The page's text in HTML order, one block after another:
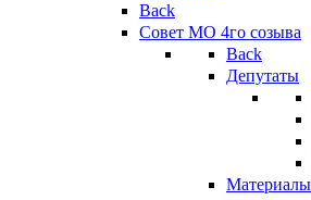
Back
Совет МО 4го созыва
Back
Депутаты
Материалы